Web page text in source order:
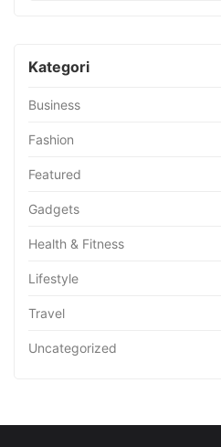
Kategori
Business
Fashion
Featured
Gadgets
Health & Fitness
Lifestyle
Travel
Uncategorized